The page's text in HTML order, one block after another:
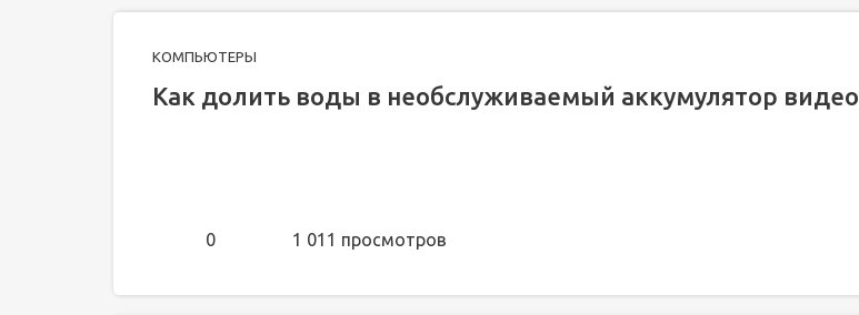
КОМПЬЮТЕРЫ
Как долить воды в необслуживаемый аккумулятор видео
0 1 011 просмотров